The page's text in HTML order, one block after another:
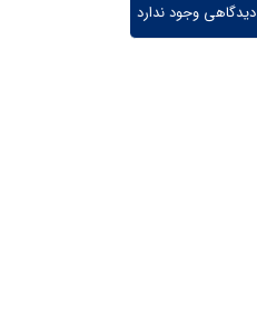
دیدگاهی وجود ندارد